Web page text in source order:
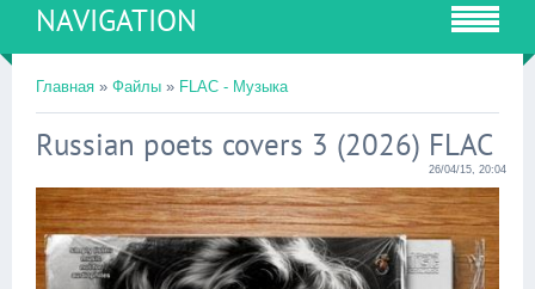
NAVIGATION
Главная » Файлы » FLAC - Музыка
Russian poets covers 3 (2026) FLAC
26/04/15, 20:04